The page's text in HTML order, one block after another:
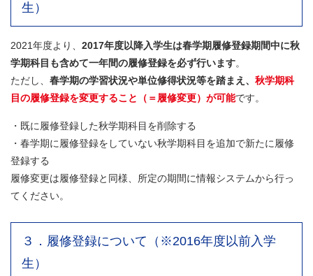
生）
2021年度より、 2017年度以降入学生は春学期履修登録期間中に秋
学期科目も含めて一年間の履修登録を必ず行います。
ただし、 春学期の学習状況や単位修得状況等を踏まえ、 秋学期科
目の履修登録を変更すること（＝履修変更）が可能です。
・既に履修登録した秋学期科目を削除する
・春学期に履修登録をしていない秋学期科目を追加で新たに履修
登録する
履修変更は履修登録と同様、所定の期間に情報システムから行っ
てください。
３．履修登録について（※2016年度以前入学
生）